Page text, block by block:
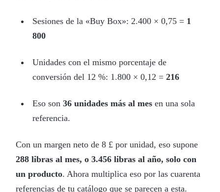
Sesiones de la «Buy Box»: 2.400 × 0,75 = 1
800
Unidades con el mismo porcentaje de
conversión del 12 %: 1.800 × 0,12 = 216
Eso son 36 unidades más al mesen una sola
referencia.
Con un margen neto de 8 £ por unidad, eso supone
288 libras al mes, o 3.456 libras al año, solo con
un producto. Ahora multiplica eso por las cuarenta
referencias de tu catálogo que se parecen a esta.